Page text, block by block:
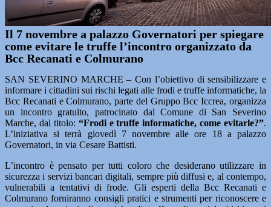
Il 7 novembre a palazzo Governatori per spiegare
come evitare le truffe l’incontro organizzato da
Bcc Recanati e Colmurano
SAN SEVERINO MARCHE – Con l’obiettivo di sensibilizzare e
informare i cittadini sui rischi legati alle frodi e truffe informatiche, la
Bcc Recanati e Colmurano, parte del Gruppo Bcc Iccrea, organizza
un incontro gratuito, patrocinato dal Comune di San Severino
Marche, dal titolo: “Frodi e truffe informatiche, come evitarle?”.
L’iniziativa si terrà giovedì 7 novembre alle ore 18 a palazzo
Governatori, in via Cesare Battisti.
L’incontro è pensato per tutti coloro che desiderano utilizzare in
sicurezza i servizi bancari digitali, sempre più diffusi e, al contempo,
vulnerabili a tentativi di frode. Gli esperti della Bcc Recanati e
Colmurano forniranno consigli pratici e strumenti per riconoscere e